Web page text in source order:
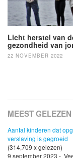
Licht herstel van
gezondheid van
22 NOVEMBER 2022
MEEST
Aantal kinderen dat
verslaving is gegroeid
(314,709 x gelezen)
9 september 2023 -